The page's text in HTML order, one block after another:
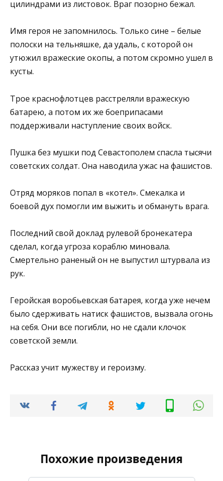
цилиндрами из листовок. Враг позорно бежал.
Имя героя не запомнилось. Только сине – белые
полоски на тельняшке, да удаль, с которой он
утюжил вражеские окопы, а потом скромно ушел в
кусты.
Трое краснофлотцев расстреляли вражескую
батарею, а потом их же боеприпасами
поддерживали наступление своих войск.
Пушка без мушки под Севастополем спасла тысячи
советских солдат. Она наводила ужас на фашистов.
Отряд моряков попал в «котел». Смекалка и
боевой дух помогли им выжить и обмануть врага.
Последний свой доклад рулевой бронекатера
сделал, когда угроза кораблю миновала.
Смертельно раненый он не выпустил штурвала из
рук.
Геройская воробьевская батарея, когда уже нечем
было сдерживать натиск фашистов, вызвала огонь
на себя. Они все погибли, но не сдали клочок
советской земли.
Рассказ учит мужеству и героизму.
Похожие произведения